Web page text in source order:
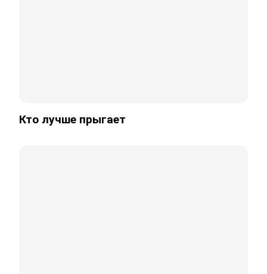
Кто лучше прыгает